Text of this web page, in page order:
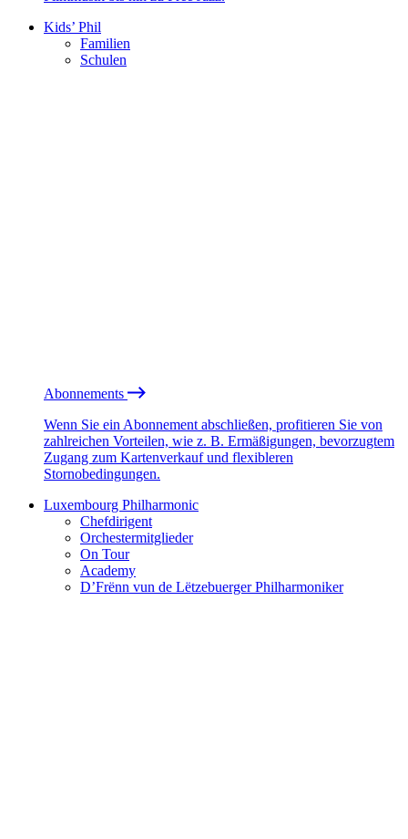
Kids’ Phil
Familien
Schulen
Abonnements
Wenn Sie ein Abonnement abschließen, profitieren Sie von
zahlreichen Vorteilen, wie z. B. Ermäßigungen, bevorzugtem
Zugang zum Kartenverkauf und flexibleren
Stornobedingungen.
Luxembourg Philharmonic
Chefdirigent
Orchestermitglieder
On Tour
Academy
D’Frënn vun de Lëtzebuerger Philharmoniker